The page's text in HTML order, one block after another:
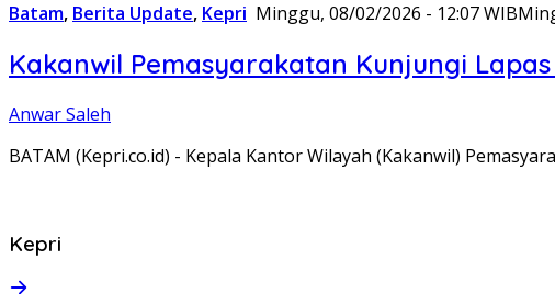
Batam, Berita Update, Kepri Minggu, 08/02/2026 - 12:07 WIB
Kakanwil Pemasyarakatan Kunjungi
Anwar Saleh
BATAM (Kepri.co.id) - Kepala Kantor Wilayah (Kakanwil)
Kepri